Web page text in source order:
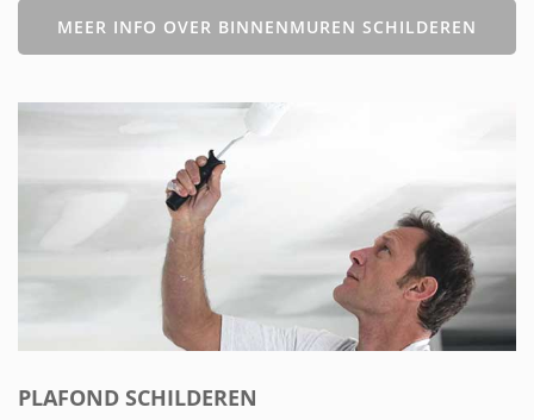
MEER INFO OVER BINNENMUREN SCHILDEREN
PLAFOND SCHILDEREN